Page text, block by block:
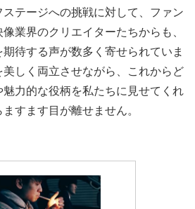
テージへの挑戦に対して、ファン
業界のクリエイターたちからも、
待する声が数多く寄せられていま
しく両立させながら、これからど
力的な役柄を私たちに見せてくれ
すます目が離せません。